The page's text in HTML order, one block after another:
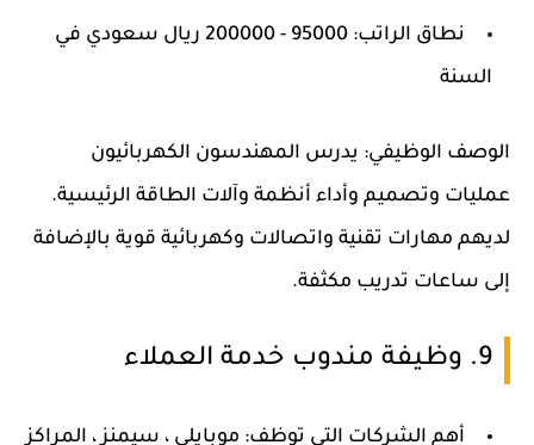
نطاق الراتب: 95000 - 200000 ريال سعودي في
السنة
الوصف الوظيفي: يدرس المهندسون الكهربائيون
عمليات وتصميم وأداء أنظمة وآلات الطاقة الرئيسية.
لديهم مهارات تقنية واتصالات وكهربائية قوية بالإضافة
إلى ساعات تدريب مكثفة.
9. وظيفة مندوب خدمة العملاء
أهم الشركات التي توظف: موبايلي ، سيمنز ، المراكز